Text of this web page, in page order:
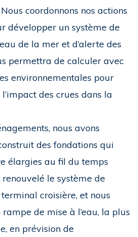
coordonnons nos actions
développer un système de
de la mer et d’alerte des
permettra de calculer avec
environnementales pour
des crues dans la
nous avons
des fondations qui
élargies au fil du temps
le système de
croisière, et nous
de mise à l’eau, la plus
en prévision de